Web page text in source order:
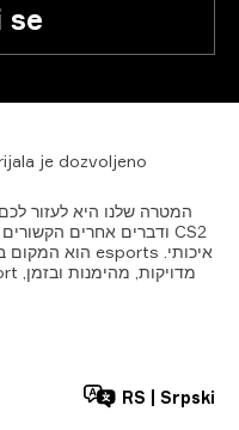
se
je dozvoljeno
RS Srpski